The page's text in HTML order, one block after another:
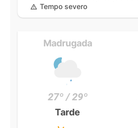
Tempo severo
Madrugada
27º / 29º
Tarde